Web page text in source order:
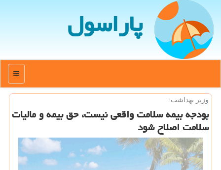
پاراسول
منو
وزیر بهداشت:
بودجه بیمه سلامت واقعی نیست، حق بیمه و مالیات
سلامت اصلاح شود